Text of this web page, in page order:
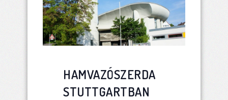
HAMVAZÓSZERDA
STUTTGARTBAN